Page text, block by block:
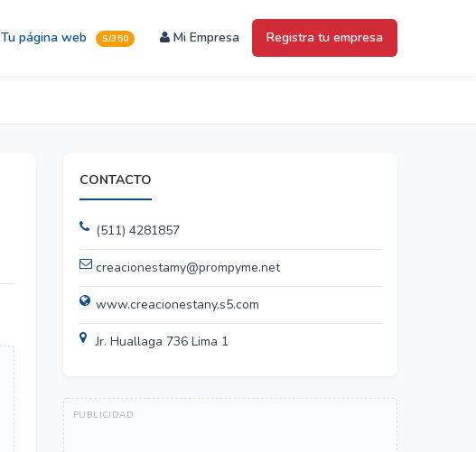
Tu página web S/350 Mi Empresa Registra tu empresa
CONTACTO
(511) 4281857
creacionestamy@prompyme.net
www.creacionestany.s5.com
Jr. Huallaga 736 Lima 1